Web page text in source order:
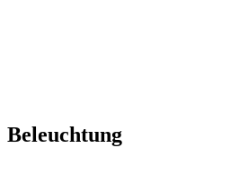
Beleuchtung